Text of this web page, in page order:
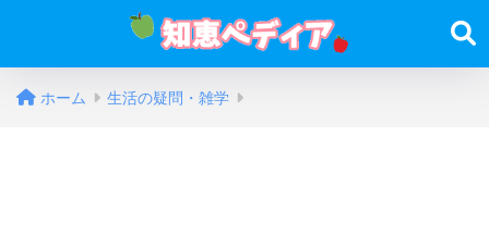
ホーム 生活の疑問・雑学